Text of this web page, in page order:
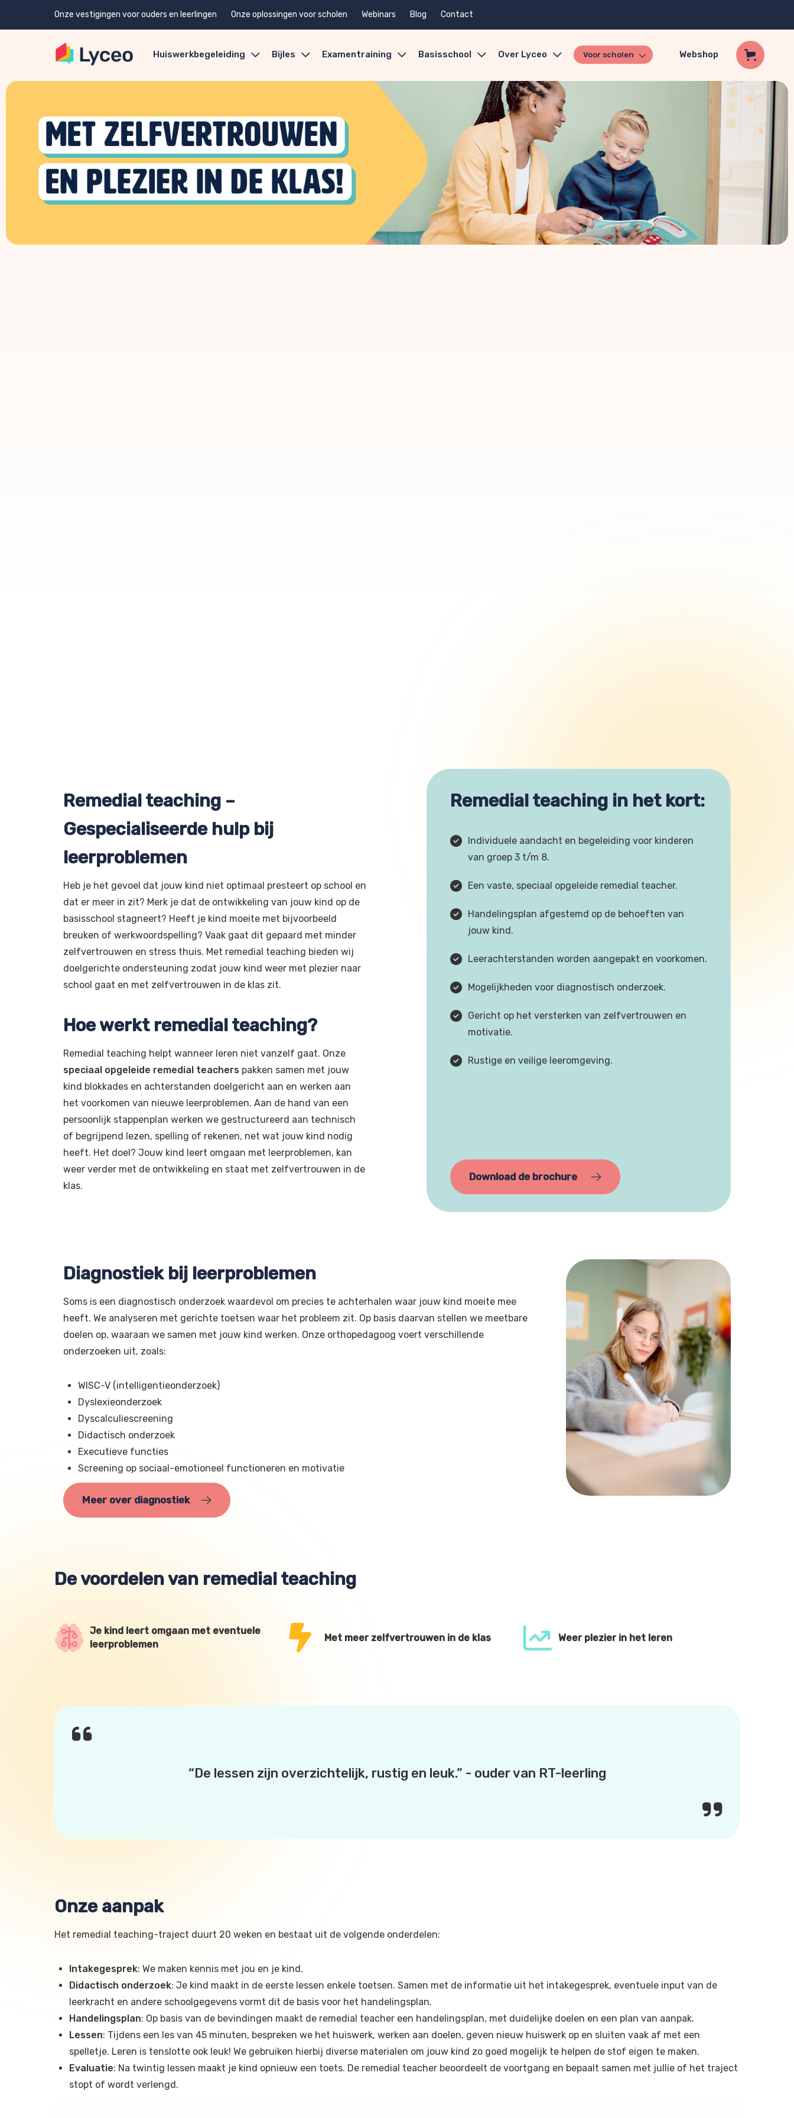
Onze vestigingen voor ouders en leerlingen Onze oplossingen voor scholen Webinars Blog Contact
Huiswerkbegeleiding Bijles Examentraining Basisschool Over Lyceo Voor scholen Webshop
Remedial teaching –
Gespecialiseerde hulp bij
leerproblemen
Heb je het gevoel dat jouw kind niet optimaal presteert op school en
dat er meer in zit? Merk je dat de ontwikkeling van jouw kind op de
basisschool stagneert? Heeft je kind moeite met bijvoorbeeld
breuken of werkwoordspelling? Vaak gaat dit gepaard met minder
zelfvertrouwen en stress thuis. Met remedial teaching bieden wij
doelgerichte ondersteuning zodat jouw kind weer met plezier naar
school gaat en met zelfvertrouwen in de klas zit.
Hoe werkt remedial teaching?
Remedial teaching helpt wanneer leren niet vanzelf gaat. Onze
speciaal opgeleide remedial teachers pakken samen met jouw
kind blokkades en achterstanden doelgericht aan en werken aan
het voorkomen van nieuwe leerproblemen. Aan de hand van een
persoonlijk stappenplan werken we gestructureerd aan technisch
of begrijpend lezen, spelling of rekenen, net wat jouw kind nodig
heeft. Het doel? Jouw kind leert omgaan met leerproblemen, kan
weer verder met de ontwikkeling en staat met zelfvertrouwen in de
klas.
Remedial teaching in het kort:
Individuele aandacht en begeleiding voor kinderen
van groep 3 t/m 8.
Een vaste, speciaal opgeleide remedial teacher.
Handelingsplan afgestemd op de behoeften van
jouw kind.
Leerachterstanden worden aangepakt en voorkomen.
Mogelijkheden voor diagnostisch onderzoek.
Gericht op het versterken van zelfvertrouwen en
motivatie.
Rustige en veilige leeromgeving.
Download de brochure
Diagnostiek bij leerproblemen
Soms is een diagnostisch onderzoek waardevol om precies te achterhalen waar jouw kind moeite mee
heeft. We analyseren met gerichte toetsen waar het probleem zit. Op basis daarvan stellen we meetbare
doelen op, waaraan we samen met jouw kind werken. Onze orthopedagoog voert verschillende
onderzoeken uit, zoals:
WISC-V (intelligentieonderzoek)
Dyslexieonderzoek
Dyscalculiescreening
Didactisch onderzoek
Executieve functies
Screening op sociaal-emotioneel functioneren en motivatie
Meer over diagnostiek
De voordelen van remedial teaching
Je kind leert omgaan met eventuele
leerproblemen
Met meer zelfvertrouwen in de klas Weer plezier in het leren
“De lessen zijn overzichtelijk, rustig en leuk.” - ouder van RT-leerling
Onze aanpak
Het remedial teaching-traject duurt 20 weken en bestaat uit de volgende onderdelen:
Intakegesprek: We maken kennis met jou en je kind.
Didactisch onderzoek: Je kind maakt in de eerste lessen enkele toetsen. Samen met de informatie uit het intakegesprek, eventuele input van de
leerkracht en andere schoolgegevens vormt dit de basis voor het handelingsplan.
Handelingsplan: Op basis van de bevindingen maakt de remedial teacher een handelingsplan, met duidelijke doelen en een plan van aanpak.
Lessen: Tijdens een les van 45 minuten, bespreken we het huiswerk, werken aan doelen, geven nieuw huiswerk op en sluiten vaak af met een
spelletje. Leren is tenslotte ook leuk! We gebruiken hierbij diverse materialen om jouw kind zo goed mogelijk te helpen de stof eigen te maken.
Evaluatie: Na twintig lessen maakt je kind opnieuw een toets. De remedial teacher beoordeelt de voortgang en bepaalt samen met jullie of het traject
stopt of wordt verlengd.